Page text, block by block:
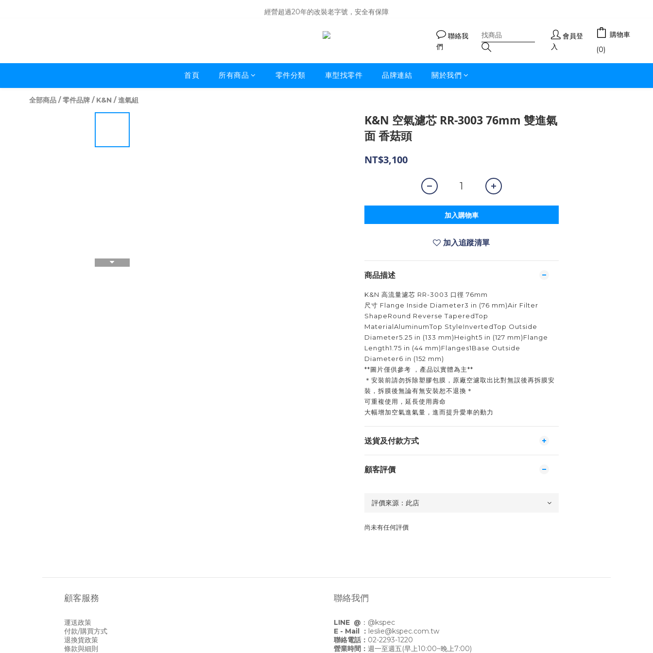
商品庫存變動快速，難免庫存不同步，建議購買之前先詢問貨況
經營超過20年的改裝老字號，安全有保障
聯絡我
們
會員登
入
購物車
(0)
首頁 所有商品 零件分類 車型找零件 品牌連結 關於我們
全部商品 /零件品牌 / K&N /進氣組
K&N 空氣濾芯 RR-3003 76mm 雙進氣
面 香菇頭
NT$3,100
加入購物車
加入追蹤清單
商品描述
K&N 高流量濾芯 RR-3003 口徑 76mm
尺寸 Flange Inside Diameter3 in (76 mm)Air Filter
ShapeRound Reverse TaperedTop
MaterialAluminumTop StyleInvertedTop Outside
Diameter5.25 in (133 mm)Height5 in (127 mm)Flange
Length1.75 in (44 mm)Flanges1Base Outside
Diameter6 in (152 mm)
**圖片僅供參考 ，產品以實體為主**
＊安裝前請勿拆除塑膠包膜，原廠空濾取出比對無誤後再拆膜安
裝，拆膜後無論有無安裝恕不退換＊
可重複使用，延長使用壽命
大幅增加空氣進氣量，進而提升愛車的動力
送貨及付款方式
顧客評價
尚未有任何評價
顧客服務
運送政策
付款/購買方式
退換貨政策
條款與細則
聯絡我們
LINE @ ： @kspec
E - Mail ： leslie@kspec.com.tw
聯絡電話： 02-2293-1220
營業時間： 週一至週五(早上10:00~晚上7:00)